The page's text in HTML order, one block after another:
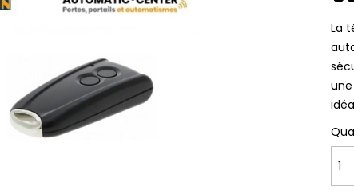
La